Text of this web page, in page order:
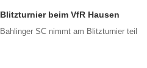
Blitzturnier beim VfR Hausen
Bahlinger SC nimmt am Blitzturnier teil